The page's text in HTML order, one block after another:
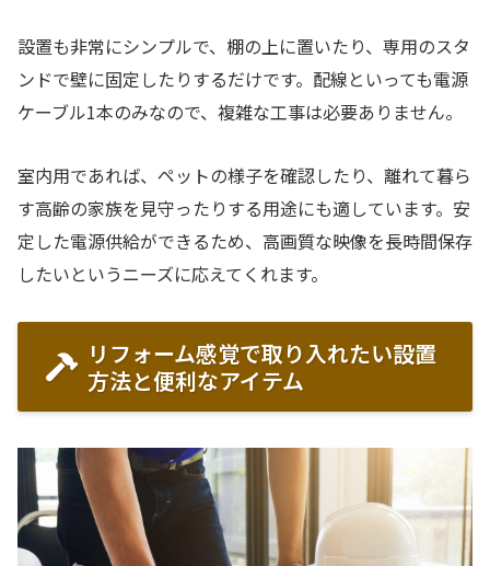
設置も非常にシンプルで、棚の上に置いたり、専用のスタ
ンドで壁に固定したりするだけです。配線といっても電源
ケーブル1本のみなので、複雑な工事は必要ありません。
室内用であれば、ペットの様子を確認したり、離れて暮ら
す高齢の家族を見守ったりする用途にも適しています。安
定した電源供給ができるため、高画質な映像を長時間保存
したいというニーズに応えてくれます。
リフォーム感覚で取り入れたい設置
方法と便利なアイテム